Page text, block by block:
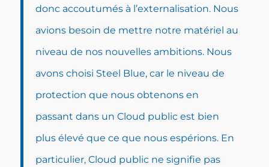
donc accoutumés à l’externalisation. Nous
avions besoin de mettre notre matériel au
niveau de nos nouvelles ambitions. Nous
avons choisi Steel Blue, car le niveau de
protection que nous obtenons en
passant dans un Cloud public est bien
plus élevé que ce que nous espérions. En
particulier, Cloud publicne signifie pas